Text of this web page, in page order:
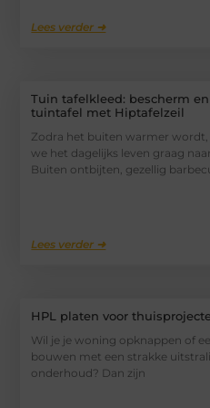
Lees verder ➜
Tuin tafelkleed: bescherm
tuintafel met Hiptafelzeil
Zodra het buiten warmer wordt,
we het dagelijks leven graag
Buiten ontbijten, gezellig
Lees verder ➜
HPL platen voor
Wil je je woning opknappen of
bouwen met een strakke
onderhoud? Dan zijn